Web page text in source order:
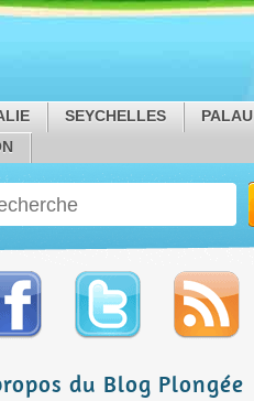
SEYCHELLES
PALAU
du Blog Plongée